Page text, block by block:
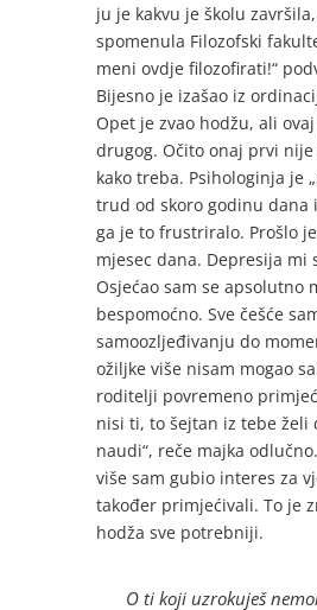
ju je kakvu je školu
spomenula Filozofski
meni ovdje filozofirati!“
Bijesno je izašao iz
Opet je zvao hodžu, ali
drugog. Očito onaj prvi
kako treba. Psihologinja je
trud od skoro godinu dana
ga je to frustriralo. Prošlo
mjesec dana. Depresija mi
Osjećao sam se apsolutno
bespomoćno. Sve češće
samoozljeđivanju do
ožiljke više nisam mogao
roditelji povremeno
nisi ti, to šejtan iz tebe želi
naudi“, reče majka
više sam gubio interes za
također primjećivali. To je
hodža sve potrebniji.
O ti koji uzrokuješ